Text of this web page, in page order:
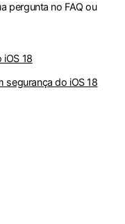
pergunta no FAQ ou
iOS 18
segurança do iOS 18